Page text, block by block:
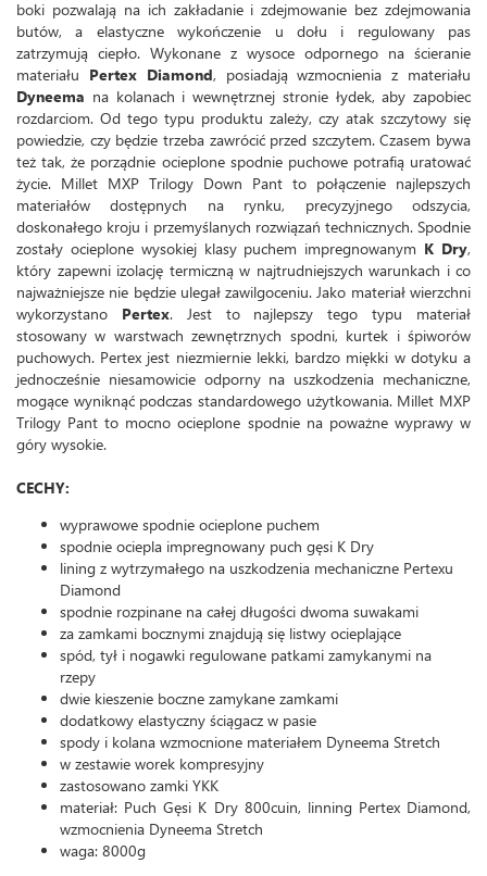
boki pozwalają na ich zakładanie i zdejmowanie bez zdejmowania
butów, a elastyczne wykończenie u dołu i regulowany pas
zatrzymują ciepło. Wykonane z wysoce odpornego na ścieranie
materiału Pertex Diamond, posiadają wzmocnienia z materiału
Dyneema na kolanach i wewnętrznej stronie łydek, aby zapobiec
rozdarciom. Od tego typu produktu zależy, czy atak szczytowy się
powiedzie, czy będzie trzeba zawrócić przed szczytem. Czasem bywa
też tak, że porządnie ocieplone spodnie puchowe potrafią uratować
życie. Millet MXP Trilogy Down Pant to połączenie najlepszych
materiałów dostępnych na rynku, precyzyjnego odszycia,
doskonałego kroju i przemyślanych rozwiązań technicznych. Spodnie
zostały ocieplone wysokiej klasy puchem impregnowanym K Dry,
który zapewni izolację termiczną w najtrudniejszych warunkach i co
najważniejsze nie będzie ulegał zawilgoceniu. Jako materiał wierzchni
wykorzystano Pertex. Jest to najlepszy tego typu materiał
stosowany w warstwach zewnętrznych spodni, kurtek i śpiworów
puchowych. Pertex jest niezmiernie lekki, bardzo miękki w dotyku a
jednocześnie niesamowicie odporny na uszkodzenia mechaniczne,
mogące wyniknąć podczas standardowego użytkowania. Millet MXP
Trilogy Pant to mocno ocieplone spodnie na poważne wyprawy w
góry wysokie.
CECHY:
wyprawowe spodnie ocieplone puchem
spodnie ociepla impregnowany puch gęsi K Dry
lining z wytrzymałego na uszkodzenia mechaniczne Pertexu
Diamond
spodnie rozpinane na całej długości dwoma suwakami
za zamkami bocznymi znajdują się listwy ocieplające
spód, tył i nogawki regulowane patkami zamykanymi na
rzepy
dwie kieszenie boczne zamykane zamkami
dodatkowy elastyczny ściągacz w pasie
spody i kolana wzmocnione materiałem Dyneema Stretch
w zestawie worek kompresyjny
zastosowano zamki YKK
materiał: Puch Gęsi K Dry 800cuin, linning Pertex Diamond,
wzmocnienia Dyneema Stretch
waga: 8000g